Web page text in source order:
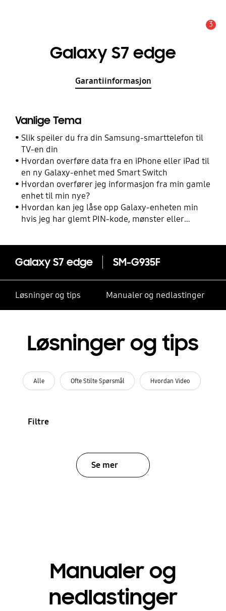
3
Galaxy S7 edge
Garantiinformasjon
Vanlige Tema
Slik speiler du fra din Samsung-smarttelefon til
TV-en din
Hvordan overføre data fra en iPhone eller iPad til
en ny Galaxy-enhet med Smart Switch
Hvordan overfører jeg informasjon fra min gamle
enhet til min nye?
Hvordan kan jeg låse opp Galaxy-enheten min
hvis jeg har glemt PIN-kode, mønster eller
Galaxy S7 edge SM-G935F
Løsninger og tips Manualer og nedlastinger
Løsninger og tips
Alle Ofte Stilte Spørsmål Hvordan Video
Filtre
Se mer
Manualer og
nedlastinger